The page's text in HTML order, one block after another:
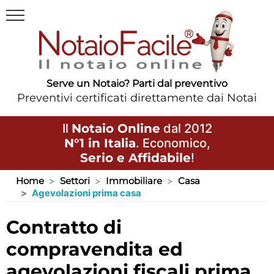
Serve un Notaio? Parti dal preventivo
Preventivi certificati direttamente dai Notai
Il Notaio Online dal 2012
N°1 in Italia. Economico,
Serio e Affidabile!
Home Settori Immobiliare
Casa
Agevolazioni prima casa
contratto di
compravendita ed